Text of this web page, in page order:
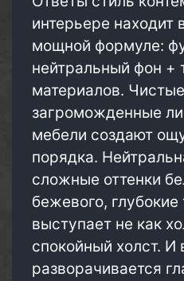
интерьере находит
мощной формуле:
нейтральный фон +
материалов.
загроможденные
мебели создают
порядка.
сложные оттенки
бежевого,
выступает не как
спокойный холст. И
разворачивается